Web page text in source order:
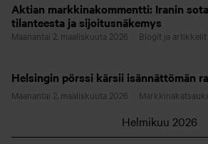
Aktian markkinakommentti: Iranin
tilanteesta ja sijoitusnäkemys
Maanantai 2. maaliskuuta 2026 Blogit ja artikkelit
Helsingin pörssi kärsii isännättömän
Maanantai 2. maaliskuuta 2026
Helmikuu 2026